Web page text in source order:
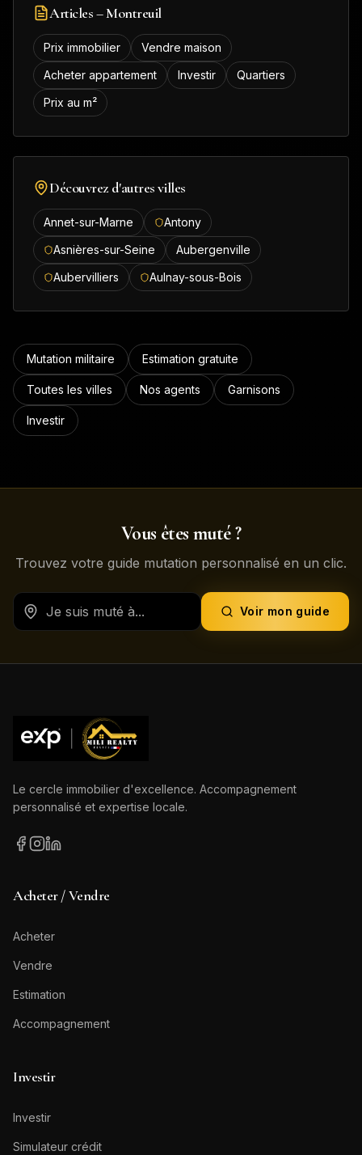
Articles –Montreuil
Prix immobilier
Vendre maison
Acheter appartement
Investir
Quartiers
Prix au m²
Découvrez d'autres villes
Annet-sur-Marne
Antony
Asnières-sur-Seine
Aubergenville
Aubervilliers
Aulnay-sous-Bois
Mutation militaire Estimation gratuite
Toutes les villes Nos agents Garnisons
Investir
Vous êtes muté ?
Trouvez votre guide mutation personnalisé en un clic.
Voir mon guide
Le cercle immobilier d'excellence. Accompagnement
personnalisé et expertise locale.
Acheter / Vendre
Acheter
Vendre
Estimation
Accompagnement
Investir
Investir
Simulateur crédit